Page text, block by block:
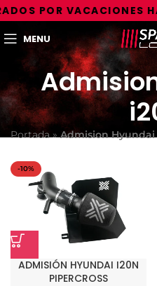
POR VACACIONES
MENU
Portada»Admision Hyundai
-10%
ADMISIÓN HYUNDAI I20N
PIPERCROSS